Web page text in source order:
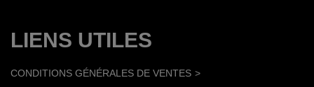
LIENS UTILES
CONDITIONS GÉNÉRALES DE VENTES